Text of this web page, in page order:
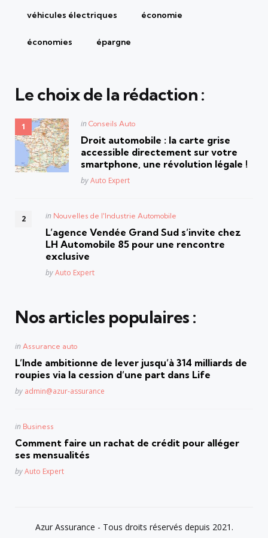
véhicules électriques économie
économies épargne
Le choix de la rédaction :
Posted
in Conseils Auto
Droit automobile : la carte grise
accessible directement sur votre
smartphone, une révolution légale !
Posted
byAuto Expert
Posted
in Nouvelles de l'Industrie Automobile
L’agence Vendée Grand Sud s’invite chez
LH Automobile 85 pour une rencontre
exclusive
Posted
byAuto Expert
Nos articles populaires :
Posted
in Assurance auto
L’Inde ambitionne de lever jusqu’à 314 milliards de
roupies via la cession d’une part dans Life
Posted
by admin@azur-assurance
Posted
in Business
Comment faire un rachat de crédit pour alléger
ses mensualités
Posted
byAuto Expert
Azur Assurance - Tous droits réservés depuis 2021.